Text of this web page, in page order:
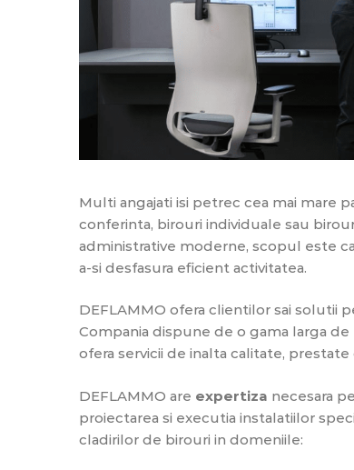
Multi angajati isi petrec cea mai mare
conferinta, birouri individuale sau
administrative moderne, scopul este
a-si desfasura eficient activitatea.
DEFLAMMO ofera clientilor sai solutii
Compania dispune de o gama larga
ofera servicii de inalta calitate,
DEFLAMMO are expertiza necesara
proiectarea si executia instalatiilor
cladirilor de birouri in domeniile: